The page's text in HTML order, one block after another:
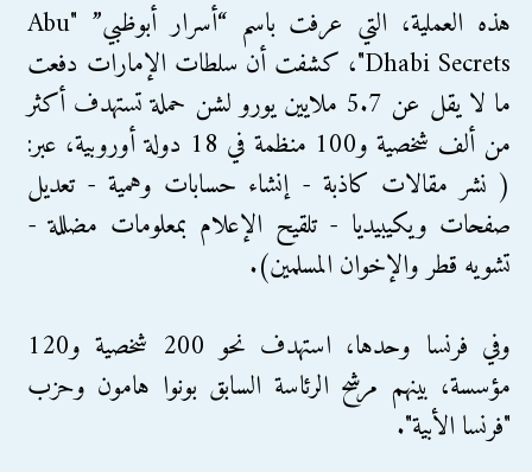
هذه العملية، التي عرفت باسم “أسرار أبوظبي” "Abu
Dhabi Secrets"، كشفت أن سلطات الإمارات دفعت
ما لا يقل عن 5.7 ملايين يورو لشن حملة تستهدف أكثر
من ألف شخصية و100 منظمة في 18 دولة أوروبية، عبر:
( نشر مقالات كاذبة - إنشاء حسابات وهمية - تعديل
صفحات ويكيبيديا - تلقيح الإعلام بمعلومات مضللة -
تشويه قطر والإخوان المسلمين).
وفي فرنسا وحدها، استهدف نحو 200 شخصية و120
مؤسسة، بينهم مرشح الرئاسة السابق بونوا هامون وحزب
"فرنسا الأبية".